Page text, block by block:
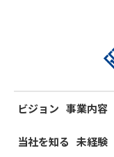
ビジョン 事業内容
当社を知る 未経験